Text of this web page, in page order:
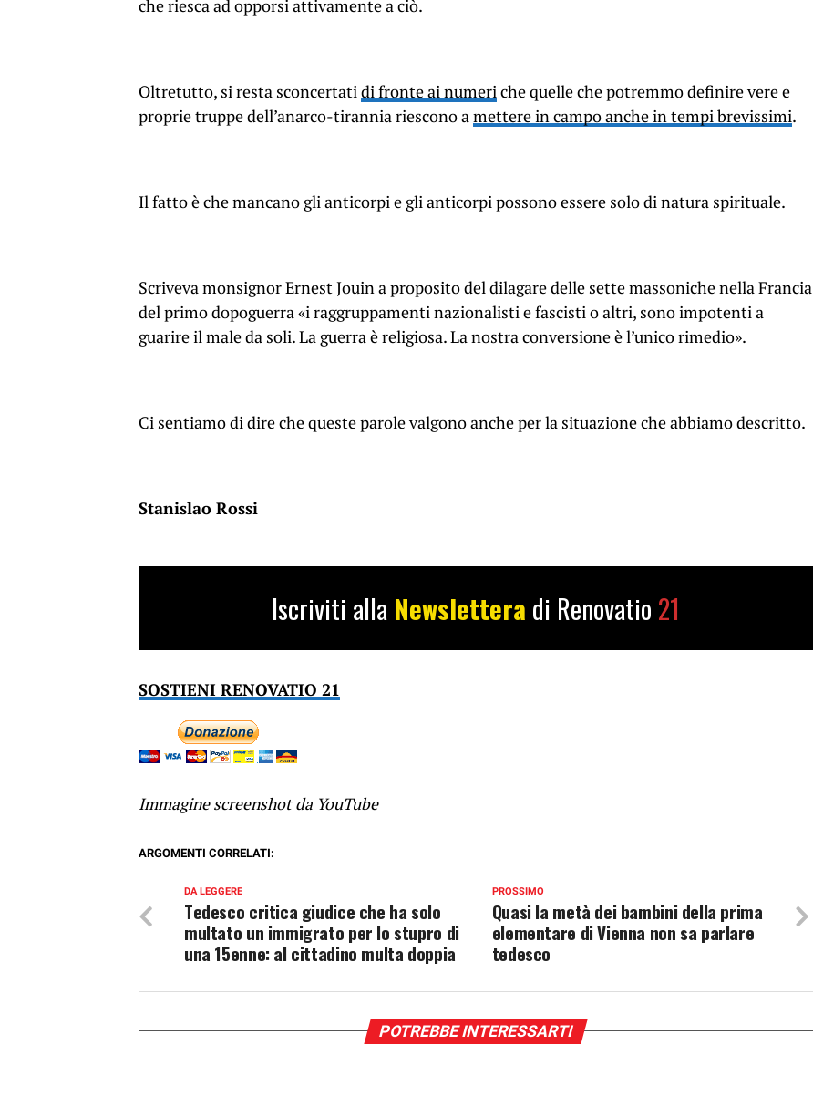
che riesca ad opporsi attivamente a ciò.
Oltretutto, si resta sconcertatidi fronte ai numeriche quelle che potremmo definire vere e
proprie truppe dell’anarco-tirannia riescono amettere in campo anche in tempi brevissimi.
Il fatto è che mancano gli anticorpi e gli anticorpi possono essere solo di natura spirituale.
Scriveva monsignor Ernest Jouin a proposito del dilagare delle sette massoniche nella Francia
del primo dopoguerra«i raggruppamenti nazionalisti e fascisti o altri, sono impotenti a
guarire il male da soli. La guerra è religiosa. La nostra conversione è l’unico rimedio».
Ci sentiamo di dire che queste parole valgono anche per la situazione che abbiamo descritto.
Stanislao Rossi
Iscriviti alla Newslettera di Renovatio 21
SOSTIENI RENOVATIO 21
Immagine screenshot da YouTube
ARGOMENTI CORRELATI:
PROSSIMO
Quasi la metà dei bambini della prima
elementare di Vienna non sa parlare
tedesco
DA LEGGERE
Tedesco critica giudice che ha solo
multato un immigrato per lo stupro di
una 15enne: al cittadino multa doppia
POTREBBE INTERESSARTI